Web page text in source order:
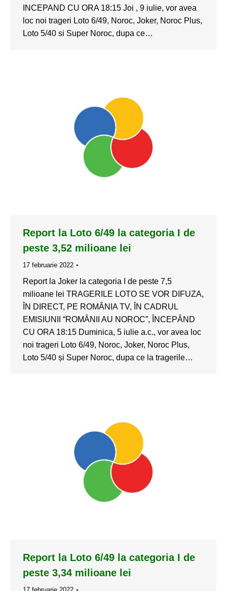
INCEPAND CU ORA 18:15 Joi , 9 iulie, vor avea
loc noi trageri Loto 6/49, Noroc, Joker, Noroc Plus,
Loto 5/40 si Super Noroc, dupa ce…
Report la Loto 6/49 la categoria I de
peste 3,52 milioane lei
17 februarie 2022
Report la Joker la categoria I de peste 7,5
milioane lei TRAGERILE LOTO SE VOR DIFUZA,
ÎN DIRECT, PE ROMÂNIA TV, ÎN CADRUL
EMISIUNII “ROMÂNII AU NOROC”, ÎNCEPÂND
CU ORA 18:15 Duminica, 5 iulie a.c., vor avea loc
noi trageri Loto 6/49, Noroc, Joker, Noroc Plus,
Loto 5/40 și Super Noroc, dupa ce la tragerile…
Report la Loto 6/49 la categoria I de
peste 3,34 milioane lei